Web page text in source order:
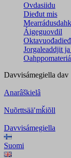
Ovdasiidu
Dieđut mis
Áigeguovdil
Jorgaleaddjit
Davvisámegiella dav
Anarâškielâ
Nuõrttsääʹmǩiõll
Davvisámegiella
Suomi